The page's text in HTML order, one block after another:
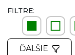
FILTRE:
ĎALŠIE